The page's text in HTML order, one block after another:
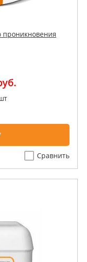
проникновения
Сравнить